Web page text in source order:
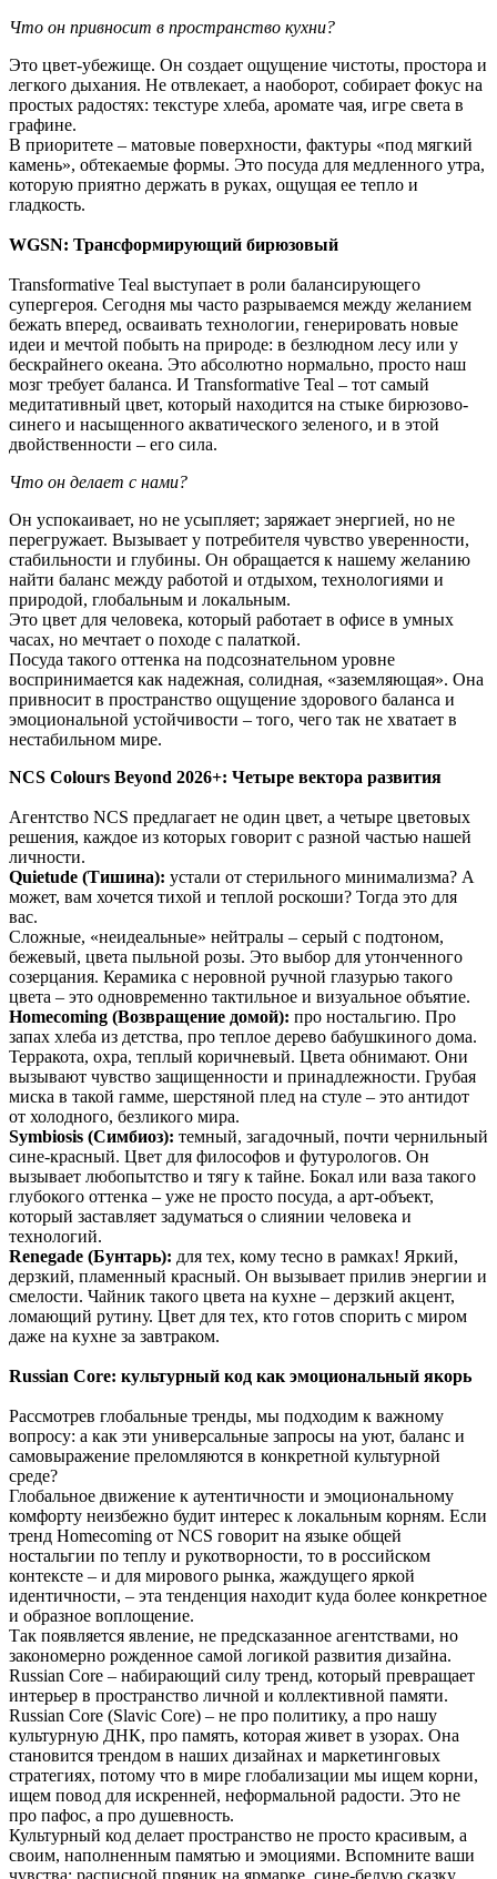
Что он привносит в пространство кухни?
Это цвет-убежище. Он создает ощущение чистоты, простора и
легкого дыхания. Не отвлекает, а наоборот, собирает фокус на
простых радостях: текстуре хлеба, аромате чая, игре света в
графине.
В приоритете – матовые поверхности, фактуры «под мягкий
камень», обтекаемые формы. Это посуда для медленного утра,
которую приятно держать в руках, ощущая ее тепло и
гладкость.
WGSN: Трансформирующий бирюзовый
Transformative Teal выступает в роли балансирующего
супергероя. Сегодня мы часто разрываемся между желанием
бежать вперед, осваивать технологии, генерировать новые
идеи и мечтой побыть на природе: в безлюдном лесу или у
бескрайнего океана. Это абсолютно нормально, просто наш
мозг требует баланса. И Transformative Teal – тот самый
медитативный цвет, который находится на стыке бирюзово-
синего и насыщенного акватического зеленого, и в этой
двойственности – его сила.
Что он делает с нами?
Он успокаивает, но не усыпляет; заряжает энергией, но не
перегружает. Вызывает у потребителя чувство уверенности,
стабильности и глубины. Он обращается к нашему желанию
найти баланс между работой и отдыхом, технологиями и
природой, глобальным и локальным.
Это цвет для человека, который работает в офисе в умных
часах, но мечтает о походе с палаткой.
Посуда такого оттенка на подсознательном уровне
воспринимается как надежная, солидная, «заземляющая». Она
привносит в пространство ощущение здорового баланса и
эмоциональной устойчивости – того, чего так не хватает в
нестабильном мире.
NCS Colours Beyond 2026+: Четыре вектора развития
Агентство NCS предлагает не один цвет, а четыре цветовых
решения, каждое из которых говорит с разной частью нашей
личности.
Quietude (Тишина): устали от стерильного минимализма? А
может, вам хочется тихой и теплой роскоши? Тогда это для
вас.
Сложные, «неидеальные» нейтралы – серый с подтоном,
бежевый, цвета пыльной розы. Это выбор для утонченного
созерцания. Керамика с неровной ручной глазурью такого
цвета – это одновременно тактильное и визуальное объятие.
Homecoming (Возвращение домой): про ностальгию. Про
запах хлеба из детства, про теплое дерево бабушкиного дома.
Терракота, охра, теплый коричневый. Цвета обнимают. Они
вызывают чувство защищенности и принадлежности. Грубая
миска в такой гамме, шерстяной плед на стуле – это антидот
от холодного, безликого мира.
Symbiosis (Симбиоз): темный, загадочный, почти чернильный
сине-красный. Цвет для философов и футурологов. Он
вызывает любопытство и тягу к тайне. Бокал или ваза такого
глубокого оттенка – уже не просто посуда, а арт-объект,
который заставляет задуматься о слиянии человека и
технологий.
Renegade (Бунтарь): для тех, кому тесно в рамках! Яркий,
дерзкий, пламенный красный. Он вызывает прилив энергии и
смелости. Чайник такого цвета на кухне – дерзкий акцент,
ломающий рутину. Цвет для тех, кто готов спорить с миром
даже на кухне за завтраком.
Russian Core: культурный код как эмоциональный якорь
Рассмотрев глобальные тренды, мы подходим к важному
вопросу: а как эти универсальные запросы на уют, баланс и
самовыражение преломляются в конкретной культурной
среде?
Глобальное движение к аутентичности и эмоциональному
комфорту неизбежно будит интерес к локальным корням. Если
тренд Homecoming от NCS говорит на языке общей
ностальгии по теплу и рукотворности, то в российском
контексте – и для мирового рынка, жаждущего яркой
идентичности, – эта тенденция находит куда более конкретное
и образное воплощение.
Так появляется явление, не предсказанное агентствами, но
закономерно рожденное самой логикой развития дизайна.
Russian Core – набирающий силу тренд, который превращает
интерьер в пространство личной и коллективной памяти.
Russian Core (Slavic Core) – не про политику, а про нашу
культурную ДНК, про память, которая живет в узорах. Она
становится трендом в наших дизайнах и маркетинговых
стратегиях, потому что в мире глобализации мы ищем корни,
ищем повод для искренней, неформальной радости. Это не
про пафос, а про душевность.
Культурный код делает пространство не просто красивым, а
своим, наполненным памятью и эмоциями. Вспомните ваши
чувства: расписной пряник на ярмарке, сине-белую сказку